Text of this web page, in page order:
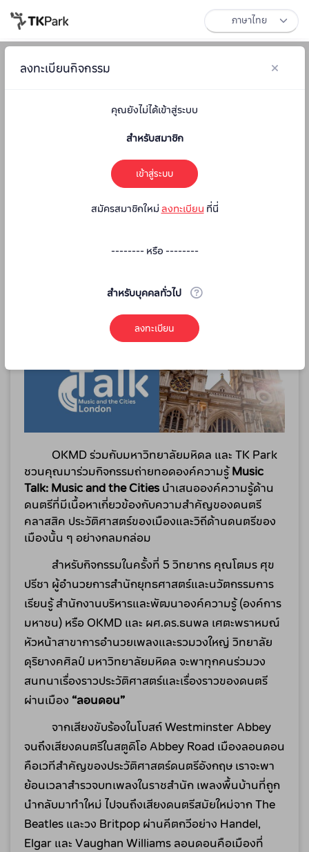
จำนวนที่รับ50 คน
OKMD ร่วมกับมหาวิทยาลัยมหิดล และ TK Park
ชวนคุณมาร่วมกิจกรรมถ่ายทอดองค์ความรู้ Music
Talk: Music and the Cities นำเสนอองค์ความรู้ด้าน
ดนตรีที่มีเนื้อหาเกี่ยวข้องกับความสำคัญของดนตรี
คลาสสิค ประวัติศาสตร์ของเมืองและวิถีด้านดนตรีของ
เมืองนั้น ๆ อย่างกลมกล่อม
สำหรับกิจกรรมในครั้งที่ 5 วิทยากร คุณโตมร ศุข
ปรีชา ผู้อำนวยการสำนักยุทธศาสตร์และนวัตกรรมการ
เรียนรู้ สำนักงานบริหารและพัฒนาองค์ความรู้ (องค์การ
มหาชน) หรือ OKMD และ ผศ.ดร.ธนพล เศตะพราหมณ์
หัวหน้าสาขาการอำนวยเพลงและรวมวงใหญ่ วิทยาลัย
ดุริยางคศิลป์ มหาวิทยาลัยมหิดล จะพาทุกคนร่วมวง
สนทนาเรื่องราวประวัติศาสตร์และเรื่องราวของดนตรี
ผ่านเมือง “ลอนดอน”
จากเสียงขับร้องในโบสถ์ Westminster Abbey
จนถึงเสียงดนตรีในสตูดิโอ Abbey Road เมืองลอนดอน
คือเวทีสำคัญของประวัติศาสตร์ดนตรีอังกฤษ เราจะพา
ย้อนเวลาสำรวจบทเพลงในราชสำนัก เพลงพื้นบ้านที่ถูก
นำกลับมาทำใหม่ ไปจนถึงเสียงดนตรีสมัยใหม่จาก The
Beatles และวง Britpop ผ่านคีตกวีอย่าง Handel,
Elgar และ Vaughan Williams ลอนดอนคือเมืองที่
ลงทะเบียนกิจกรรม
คุณยังไม่ได้เข้าสู่ระบบ
สำหรับสมาชิก
เข้าสู่ระบบ
สมัครสมาชิกใหม่ลงทะเบียน ที่นี่
-------- หรือ --------
สำหรับบุคคลทั่วไป
ลงทะเบียน